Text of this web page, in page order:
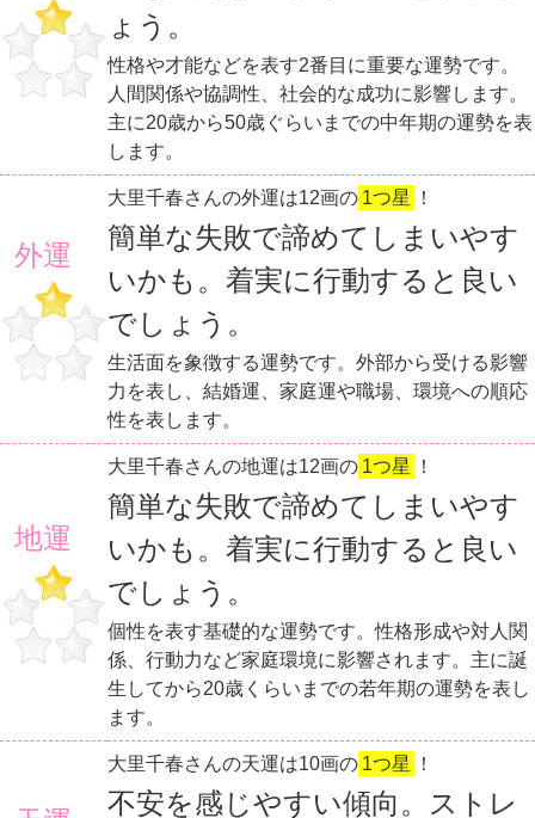
ょう。
性格や才能などを表す2番目に重要な運勢です。
人間関係や協調性、社会的な成功に影響します。
主に20歳から50歳ぐらいまでの中年期の運勢を表
します。
外運
大里千春さんの外運は12画の 1つ星 ！
簡単な失敗で諦めてしまいやす
いかも。着実に行動すると良い
でしょう。
生活面を象徴する運勢です。外部から受ける影響
力を表し、結婚運、家庭運や職場、環境への順応
性を表します。
地運
大里千春さんの地運は12画の 1つ星 ！
簡単な失敗で諦めてしまいやす
いかも。着実に行動すると良い
でしょう。
個性を表す基礎的な運勢です。性格形成や対人関
係、行動力など家庭環境に影響されます。主に誕
生してから20歳くらいまでの若年期の運勢を表し
ます。
大里千春さんの天運は10画の 1つ星 ！
不安を感じやすい傾向。ストレ